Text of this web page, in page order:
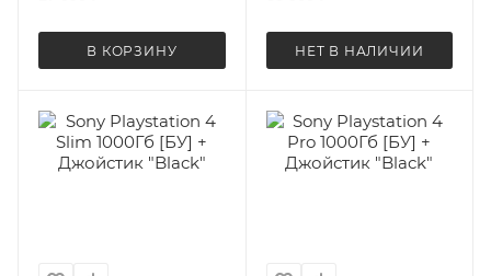
В КОРЗИНУ НЕТ В НАЛИЧИИ